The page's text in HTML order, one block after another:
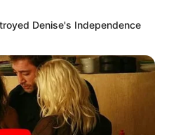
Denise's Independence